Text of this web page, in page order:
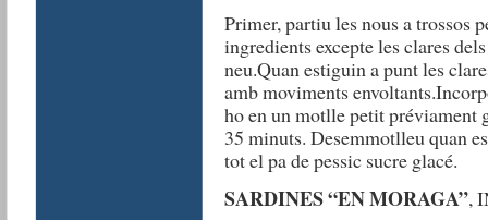
Primer, partiu les nous a trossos
ingredients excepte les clares
neu.Quan estiguin a punt les
amb moviments
ho en un motlle petit préviament
35 minuts. Desemmotlleu quan
tot el pa de pessic sucre glacé.
SARDINES “EN MORAGA”,